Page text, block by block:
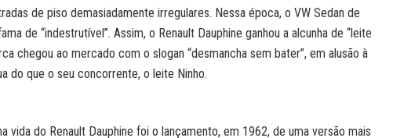
de piso demasiadamente irregulares. Nessa época, o VW Sedan de
de “indestrutível”. Assim, o Renault Dauphine ganhou a alcunha de “leite
chegou ao mercado com o slogan “desmancha sem bater”, em alusão à
do que o seu concorrente, o leite Ninho.
vida do Renault Dauphine foi o lançamento, em 1962, de uma versão mais